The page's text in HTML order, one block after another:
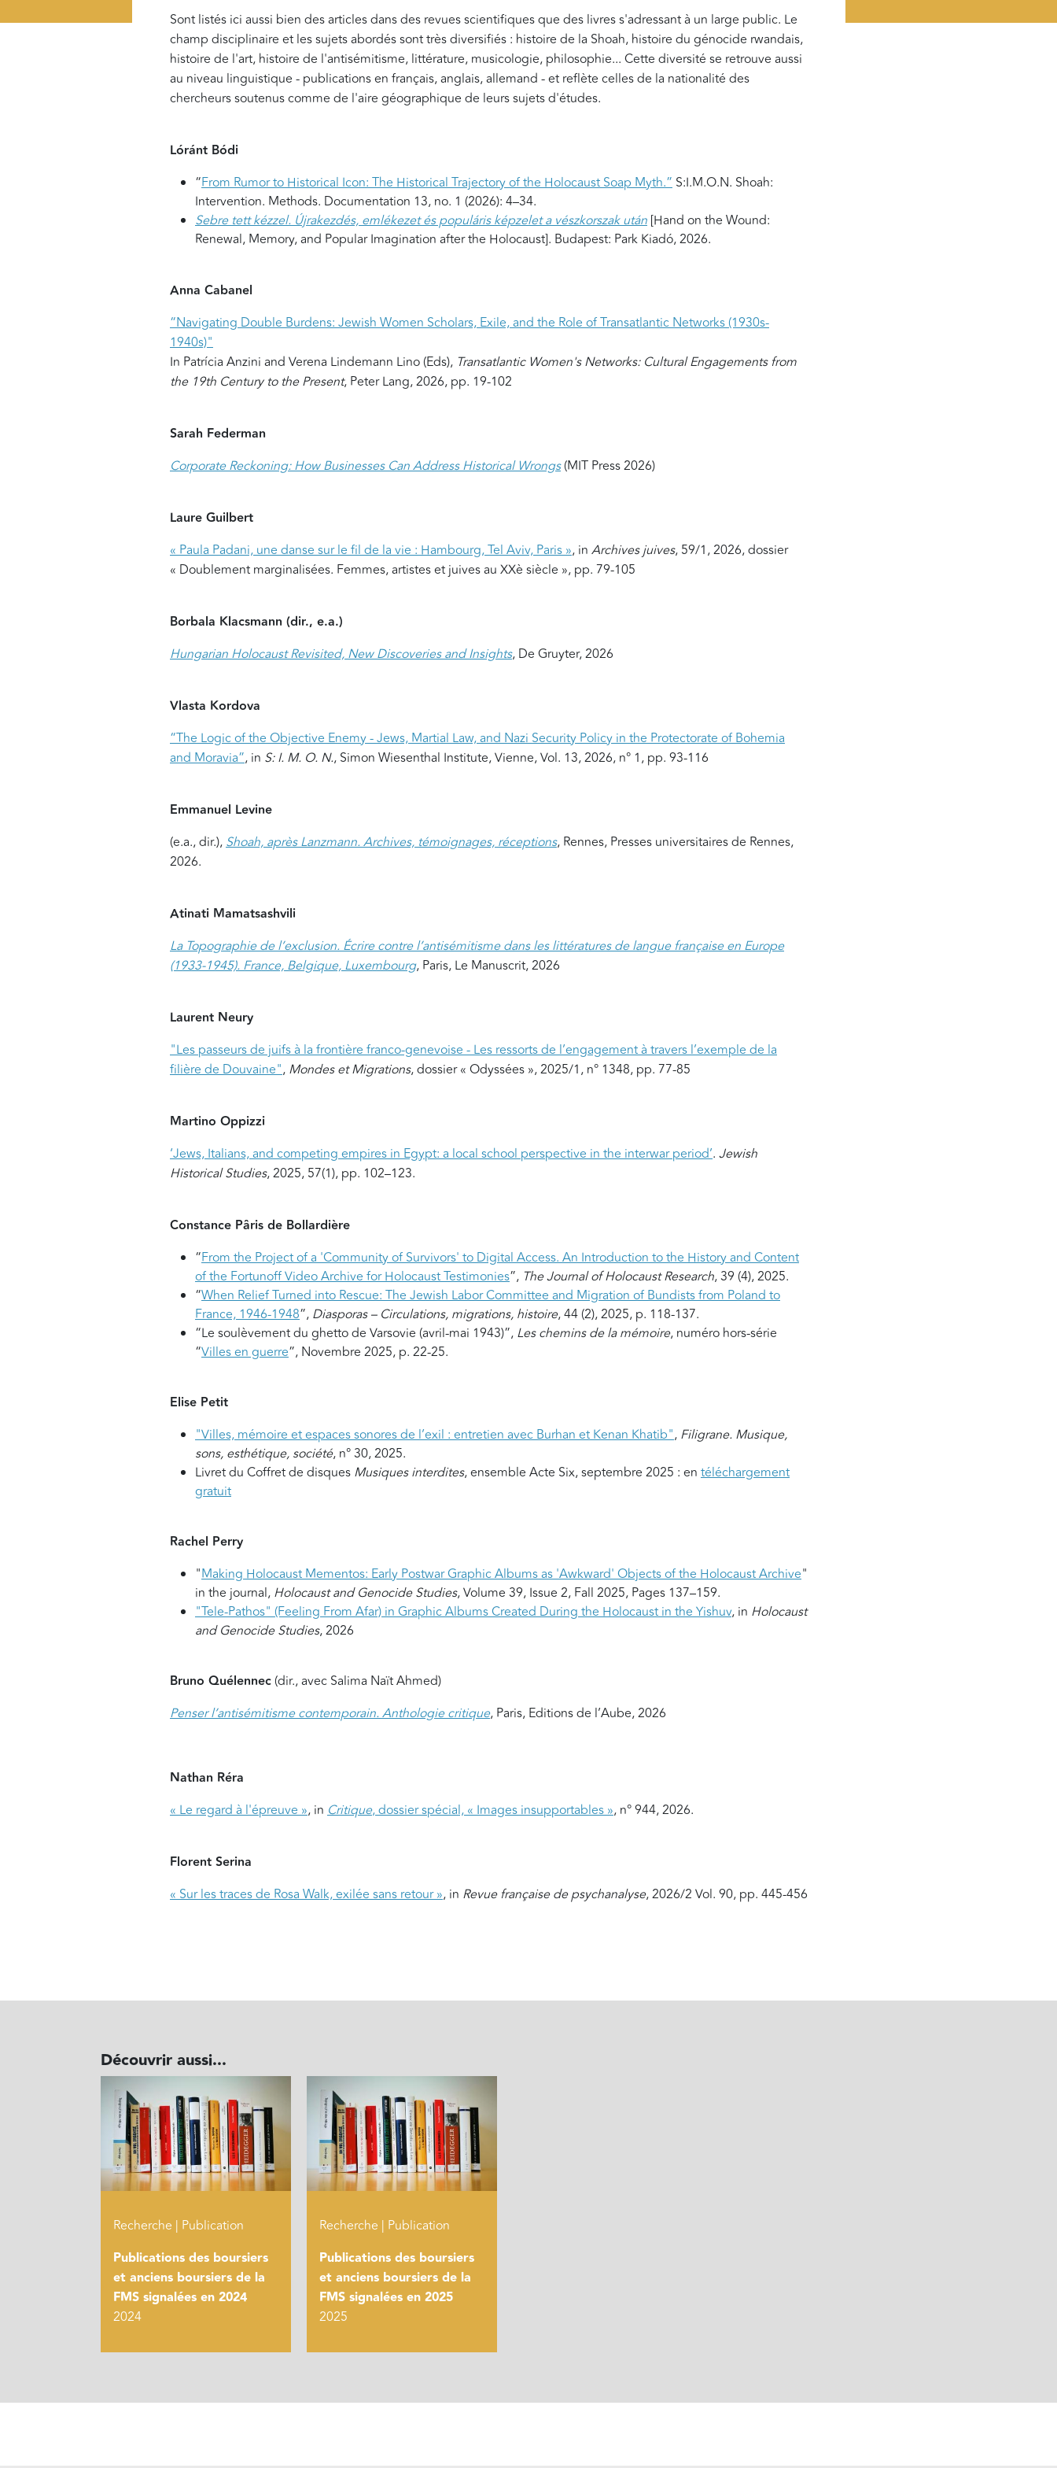
Sont listés ici aussi bien des articles dans des revues scientifiques que des livres s'adressant à un large public. Le
champ disciplinaire et les sujets abordés sont très diversifiés : histoire de la Shoah, histoire du génocide rwandais,
histoire de l'art, histoire de l'antisémitisme, littérature, musicologie, philosophie... Cette diversité se retrouve aussi
au niveau linguistique - publications en français, anglais, allemand - et reflète celles de la nationalité des
chercheurs soutenus comme de l'aire géographique de leurs sujets d'études.
Lóránt Bódi
“From Rumor to Historical Icon: The Historical Trajectory of the Holocaust Soap Myth.” S:I.M.O.N. Shoah:
Intervention. Methods. Documentation 13, no. 1 (2026): 4–34.
Sebre tett kézzel. Újrakezdés, emlékezet és populáris képzelet a vészkorszak után [Hand on the Wound:
Renewal, Memory, and Popular Imagination after the Holocaust]. Budapest: Park Kiadó, 2026.
Anna Cabanel
“Navigating Double Burdens: Jewish Women Scholars, Exile, and the Role of Transatlantic Networks (1930s-
1940s)"
In Patrícia Anzini and Verena Lindemann Lino (Eds), Transatlantic Women's Networks: Cultural Engagements from
the 19th Century to the Present, Peter Lang, 2026, pp. 19-102
Sarah Federman
Corporate Reckoning: How Businesses Can Address Historical Wrongs(MIT Press 2026)
Laure Guilbert
« Paula Padani, une danse sur le fil de la vie : Hambourg, Tel Aviv, Paris », in Archives juives, 59/1, 2026, dossier
« Doublement marginalisées. Femmes, artistes et juives au XXè siècle », pp. 79-105
Borbala Klacsmann (dir., e.a.)
Hungarian Holocaust Revisited, New Discoveries and Insights, De Gruyter, 2026
Vlasta Kordova
“The Logic of the Objective Enemy - Jews, Martial Law, and Nazi Security Policy in the Protectorate of Bohemia
and Moravia”, in S: I. M. O. N., Simon Wiesenthal Institute, Vienne, Vol. 13, 2026, n° 1, pp. 93-116
Emmanuel Levine
(e.a., dir.),Shoah, après Lanzmann. Archives, témoignages, réceptions, Rennes, Presses universitaires de Rennes,
2026.
Atinati Mamatsashvili
La Topographie de l’exclusion. Écrire contre l’antisémitisme dans les littératures de langue française en Europe
(1933-1945). France, Belgique, Luxembourg, Paris, Le Manuscrit, 2026
Laurent Neury
"Les passeurs de juifs à la frontière franco-genevoise - Les ressorts de l’engagement à travers l’exemple de la
filière de Douvaine", Mondes et Migrations, dossier « Odyssées », 2025/1, n° 1348, pp. 77-85
Martino Oppizzi
‘Jews, Italians, and competing empires in Egypt: a local school perspective in the interwar period’. Jewish
Historical Studies, 2025, 57(1), pp. 102–123.
Constance Pâris de Bollardière
“From the Project of a 'Community of Survivors' to Digital Access. An Introduction to the History and Content
of the Fortunoff Video Archive for Holocaust Testimonies”, TheJournal of Holocaust Research, 39 (4), 2025.
“When Relief Turned into Rescue: The Jewish Labor Committee and Migration of Bundists from Poland to
France, 1946-1948”, Diasporas – Circulations, migrations, histoire, 44 (2), 2025, p. 118-137.
“Le soulèvement du ghetto de Varsovie (avril-mai 1943)”, Les chemins de la mémoire, numéro hors-série
“Villes en guerre”, Novembre 2025, p. 22-25.
Elise Petit
"Villes, mémoire et espaces sonores de l’exil : entretien avec Burhan et Kenan Khatib", Filigrane. Musique,
sons, esthétique, société, n° 30, 2025.
Livret du Coffret de disques Musiques interdites, ensemble Acte Six, septembre 2025 : en téléchargement
gratuit
Rachel Perry
"Making Holocaust Mementos: Early Postwar Graphic Albums as 'Awkward' Objects of the Holocaust Archive"
in the journal, Holocaust and Genocide Studies, Volume 39, Issue 2, Fall 2025, Pages 137–159.
"Tele-Pathos" (Feeling From Afar) in Graphic Albums Created During the Holocaust in the Yishuv, in Holocaust
and Genocide Studies, 2026
Bruno Quélennec(dir., avec Salima Naït Ahmed)
Penser l’antisémitisme contemporain. Anthologie critique, Paris, Editions de l’Aube, 2026
Nathan Réra
« Le regard à l'épreuve », in Critique, dossier spécial, « Images insupportables », n° 944, 2026.
Florent Serina
« Sur les traces de Rosa Walk, exilée sans retour », in Revue française de psychanalyse, 2026/2 Vol. 90, pp. 445-456
Découvrir aussi...
Recherche | Publication
Publications des boursiers
et anciens boursiers de la
FMS signalées en 2024
2024
Recherche | Publication
Publications des boursiers
et anciens boursiers de la
FMS signalées en 2025
2025